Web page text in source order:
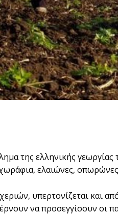
της ελληνικής γεωργίας
ελαιώνες,
υπερτονίζεται και
να προσεγγίσουν οι